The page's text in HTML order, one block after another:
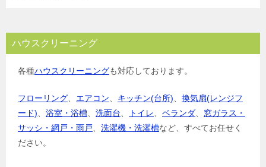
ハウスクリーニング
各種ハウスクリーニングも対応しております。
フローリング エアコン キッチン(台所)
換気扇(レンジフ
ード)
浴室・浴槽 洗面台 トイレ ベランダ
窓ガラス・
サッシ・網戸・雨戸
洗濯機・洗濯槽など、すべてお任せく
ださい。